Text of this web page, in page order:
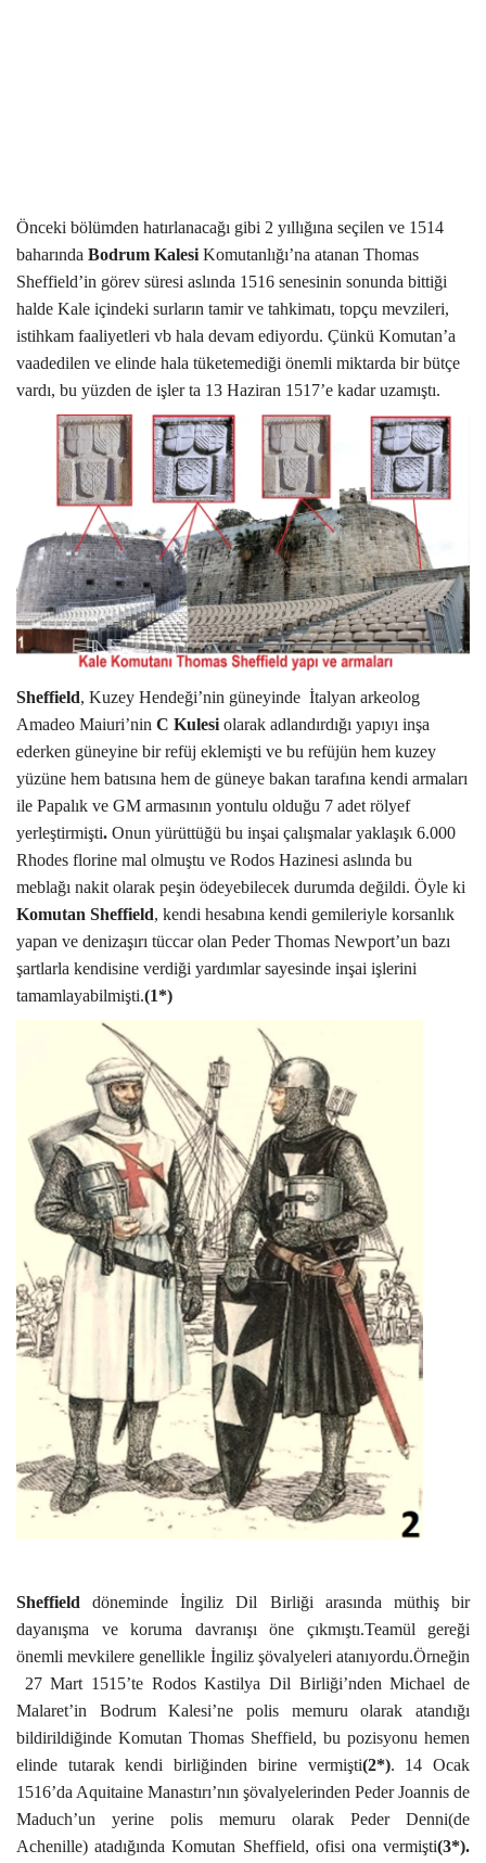
Dünya
Önceki bölümden hatırlanacağı gibi 2 yıllığına seçilen ve 1514
baharında Bodrum Kalesi Komutanlığı’na atanan Thomas
Sheffield’in görev süresi aslında 1516 senesinin sonunda bittiği
halde Kale içindeki surların tamir ve tahkimatı, topçu mevzileri,
istihkam faaliyetleri vb hala devam ediyordu. Çünkü Komutan’a
vaadedilen ve elinde hala tüketemediği önemli miktarda bir bütçe
vardı, bu yüzden de işler ta 13 Haziran 1517’e kadar uzamıştı.
Sheffield, Kuzey Hendeği’nin güneyinde İtalyan arkeolog
Amadeo Maiuri’nin C Kulesi olarak adlandırdığı yapıyı inşa
ederken güneyine birrefüj eklemişti ve bu refüjün hem kuzey
yüzüne hem batısına hem de güneye bakan tarafına kendi armaları
ile Papalık ve GM armasının yontulu olduğu 7 adet rölyef
yerleştirmişti. Onun yürüttüğü bu inşai çalışmalar yaklaşık 6.000
Rhodes florine mal olmuştu ve Rodos Hazinesi aslında bu
meblağı nakit olarak peşin ödeyebilecek durumda değildi. Öyle ki
Komutan Sheffield, kendi hesabına kendi gemileriyle korsanlık
yapan ve denizaşırı tüccar olan PederThomas Newport’un bazı
şartlarla kendisine verdiği yardımlar sayesinde inşai işlerini
tamamlayabilmişti.(1*)
Sheffield döneminde İngiliz Dil Birliği arasında müthiş bir
dayanışma ve koruma davranışı öne çıkmıştı.Teamül gereği
önemli mevkilere genellikle İngiliz şövalyeleri atanıyordu.Örneğin
27 Mart 1515’te Rodos Kastilya Dil Birliği’nden Michael de
Malaret’in Bodrum Kalesi’ne polis memuru olarak atandığı
bildirildiğinde Komutan Thomas Sheffield, bu pozisyonu hemen
elinde tutarak kendi birliğinden birine vermişti(2*). 14 Ocak
1516’da Aquitaine Manastırı’nın şövalyelerinden Peder Joannis de
Maduch’un yerine polis memuru olarak Peder Denni(de
Achenille) atadığında Komutan Sheffield, ofisi ona vermişti(3*).